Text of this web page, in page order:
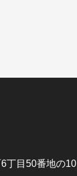
丁目50番地の10